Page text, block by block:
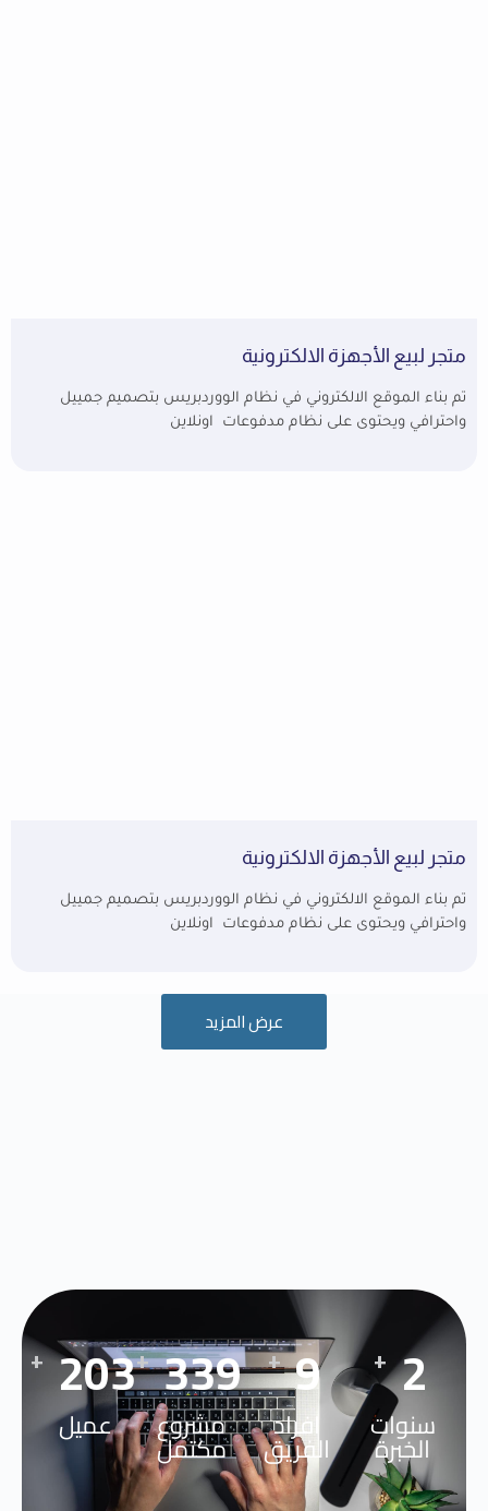
متجر لبيع الأجهزة الالكترونية
تم بناء الموقع الالكتروني في نظام الووردبريس بتصميم جمييل
واحترافي ويحتوى على نظام مدفوعات اونلاين
متجر لبيع الأجهزة الالكترونية
تم بناء الموقع الالكتروني في نظام الووردبريس بتصميم جمييل
واحترافي ويحتوى على نظام مدفوعات اونلاين
عرض المزيد
3
+
سنوات
الخبرة
12
+
افراد
الفريق
455
+
مشروع
مكتمل
273
+
عميل